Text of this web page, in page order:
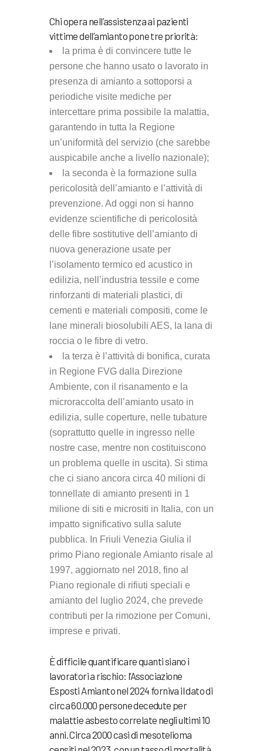
Chi opera nell’assistenza ai pazienti
vittime dell’amianto pone tre priorità:
la prima è di convincere tutte le
persone che hanno usato o lavorato in
presenza di amianto a sottoporsi a
periodiche visite mediche per
intercettare prima possibile la malattia,
garantendo in tutta la Regione
un’uniformità del servizio (che sarebbe
auspicabile anche a livello nazionale);
la seconda è la formazione sulla
pericolosità dell’amianto e l’attività di
prevenzione. Ad oggi non si hanno
evidenze scientifiche di pericolosità
delle fibre sostitutive dell’amianto di
nuova generazione usate per
l’isolamento termico ed acustico in
edilizia, nell’industria tessile e come
rinforzanti di materiali plastici, di
cementi e materiali compositi, come le
lane minerali biosolubili AES, la lana di
roccia o le fibre di vetro.
la terza è l’attività di bonifica, curata
in Regione FVG dalla Direzione
Ambiente, con il risanamento e la
microraccolta dell’amianto usato in
edilizia, sulle coperture, nelle tubature
(soprattutto quelle in ingresso nelle
nostre case, mentre non costituiscono
un problema quelle in uscita). Si stima
che ci siano ancora circa 40 milioni di
tonnellate di amianto presenti in 1
milione di siti e micrositi in Italia, con un
impatto significativo sulla salute
pubblica. In Friuli Venezia Giulia il
primo Piano regionale Amianto risale al
1997, aggiornato nel 2018, fino al
Piano regionale di rifiuti speciali e
amianto del luglio 2024, che prevede
contributi per la rimozione per Comuni,
imprese e privati.
È difficile quantificare quanti siano i
lavoratori a rischio: l’Associazione
Esposti Amianto nel 2024 forniva il dato di
circa 60.000 persone decedute per
malattie asbesto correlate negli ultimi 10
anni. Circa 2000 casi di mesotelioma